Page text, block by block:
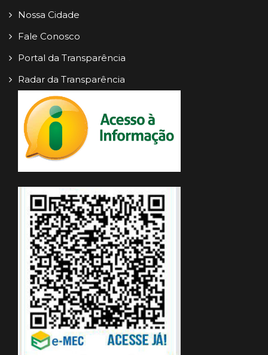
Nossa Cidade
Fale Conosco
Portal da Transparência
Radar da Transparência